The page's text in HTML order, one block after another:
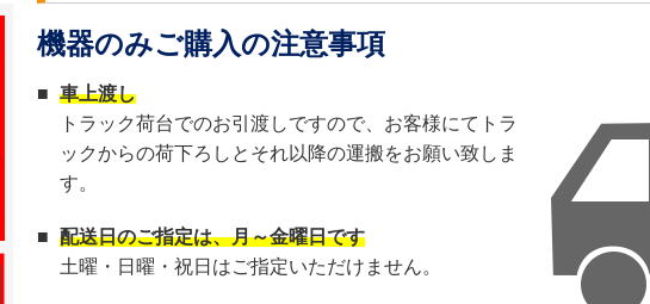
機器のみご購入の注意事項
■ 車上渡し
トラック荷台でのお引渡しですので、お客様にてトラ
ックからの荷下ろしとそれ以降の運搬をお願い致しま
す。
■ 配送日のご指定は、月～金曜日です
土曜・日曜・祝日はご指定いただけません。